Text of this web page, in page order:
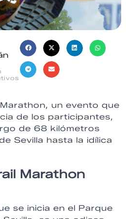
un evento que
de los participantes,
de 68 kilómetros
Sevilla hasta la idílica
Marathon
se inicia en el Parque